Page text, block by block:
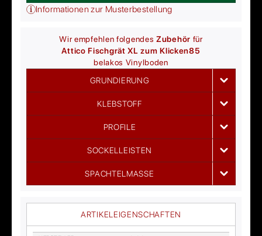
Informationen zur Musterbestellung
Wir empfehlen folgendesZubehör für
Attico Fischgrät XL zum Klicken85
belakos Vinylboden
GRUNDIERUNG
KLEBSTOFF
PROFILE
SOCKELLEISTEN
SPACHTELMASSE
ARTIKELEIGENSCHAFTEN